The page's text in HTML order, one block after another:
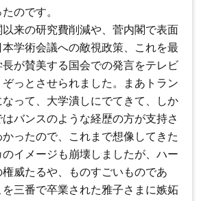
のです。
以来の研究費削減や、菅内閣で表面
本学術会議への敵視政策、これを最
長が賛美する国会での発言をテレビ
ぞっとさせられました。まあトラン
なって、大学潰しにでてきて、しか
はバンスのような経歴の方が支持さ
かったので、これまで想像してきた
のイメージも崩壊しましたが、ハー
威たるや、ものすごいものであ
を三番で卒業された雅子さまに嫉妬